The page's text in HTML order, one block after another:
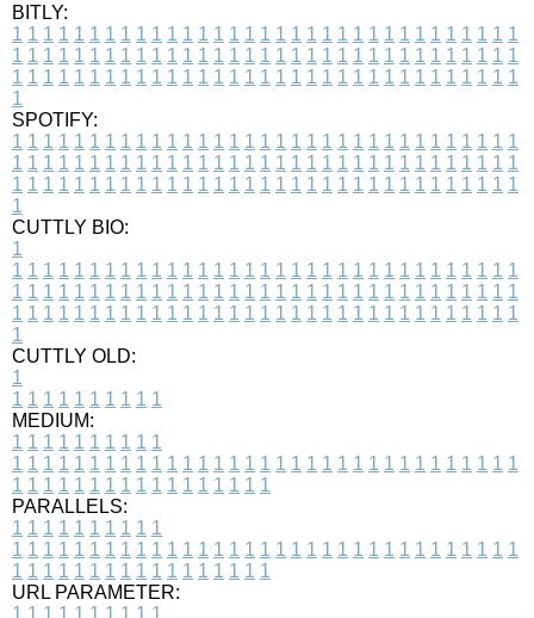
BITLY:
1 1 1 1 1 1 1 1 1 1 1 1 1 1 1 1 1 1 1 1 1 1 1 1 1 1 1 1 1 1 1 1 1
1 1 1 1 1 1 1 1 1 1 1 1 1 1 1 1 1 1 1 1 1 1 1 1 1 1 1 1 1 1 1 1 1
1 1 1 1 1 1 1 1 1 1 1 1 1 1 1 1 1 1 1 1 1 1 1 1 1 1 1 1 1 1 1 1 1
1
SPOTIFY:
1 1 1 1 1 1 1 1 1 1 1 1 1 1 1 1 1 1 1 1 1 1 1 1 1 1 1 1 1 1 1 1 1
1 1 1 1 1 1 1 1 1 1 1 1 1 1 1 1 1 1 1 1 1 1 1 1 1 1 1 1 1 1 1 1 1
1 1 1 1 1 1 1 1 1 1 1 1 1 1 1 1 1 1 1 1 1 1 1 1 1 1 1 1 1 1 1 1 1
1
CUTTLY BIO:
1
1 1 1 1 1 1 1 1 1 1 1 1 1 1 1 1 1 1 1 1 1 1 1 1 1 1 1 1 1 1 1 1 1
1 1 1 1 1 1 1 1 1 1 1 1 1 1 1 1 1 1 1 1 1 1 1 1 1 1 1 1 1 1 1 1 1
1 1 1 1 1 1 1 1 1 1 1 1 1 1 1 1 1 1 1 1 1 1 1 1 1 1 1 1 1 1 1 1 1
1
CUTTLY OLD:
1
1 1 1 1 1 1 1 1 1 1
MEDIUM:
1 1 1 1 1 1 1 1 1 1
1 1 1 1 1 1 1 1 1 1 1 1 1 1 1 1 1 1 1 1 1 1 1 1 1 1 1 1 1 1 1 1 1
1 1 1 1 1 1 1 1 1 1 1 1 1 1 1 1 1
PARALLELS:
1 1 1 1 1 1 1 1 1 1
1 1 1 1 1 1 1 1 1 1 1 1 1 1 1 1 1 1 1 1 1 1 1 1 1 1 1 1 1 1 1 1 1
1 1 1 1 1 1 1 1 1 1 1 1 1 1 1 1 1
URL PARAMETER:
1 1 1 1 1 1 1 1 1 1